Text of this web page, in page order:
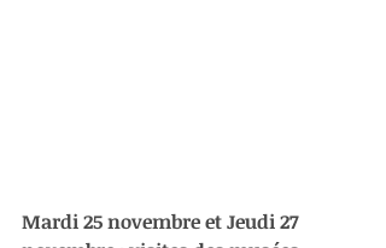
Mardi 25 novembre et Jeudi 27